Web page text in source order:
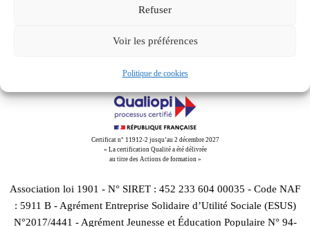
Refuser
Voir les préférences
Politique de cookies
Certificat n° 11912-2 jusqu’au 2 décembre 2027
« La certification Qualité a été délivrée
au titre des Actions de formation »
Association loi 1901 - N° SIRET : 452 233 604 00035 - Code NAF
: 5911 B - Agrément Entreprise Solidaire d’Utilité Sociale (ESUS)
N°2017/4441 - Agrément Jeunesse et Éducation Populaire N° 94-